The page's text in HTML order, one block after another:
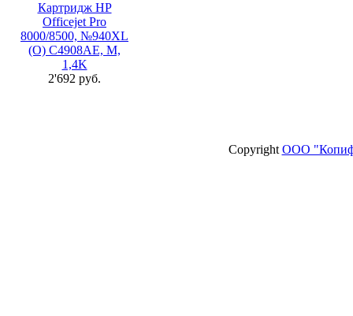
Картридж HP
Officejet Pro
8000/8500, №940XL
(O) C4908AE, M,
1,4K
2'692 руб.
Copyright ООО